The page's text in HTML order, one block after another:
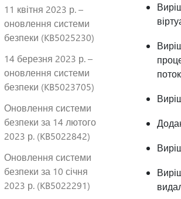
11 квітня 2023 р. –
оновлення системи
безпеки (KB5025230)
14 березня 2023 р. –
оновлення системи
безпеки (KB5023705)
Оновлення системи
безпеки за 14 лютого
2023 р. (KB5022842)
Оновлення системи
безпеки за 10 січня
2023 р. (KB5022291)